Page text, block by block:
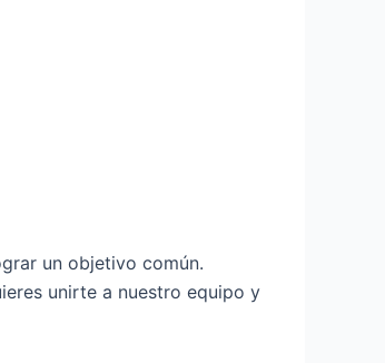
un objetivo común.
unirte a nuestro equipo y